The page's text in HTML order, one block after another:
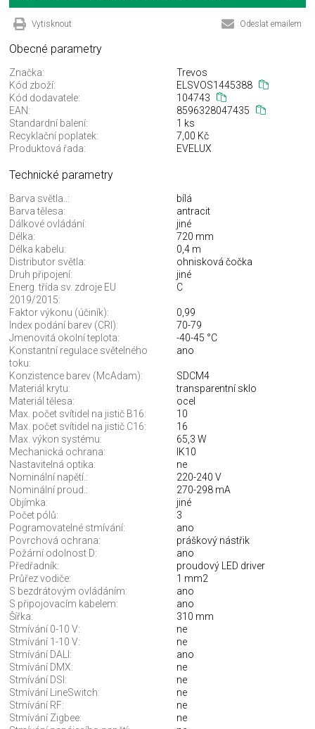
Vytisknout Odeslat emailem
Obecné parametry
Značka:
Trevos
Kód zboží:
ELSVOS1445388
Kód dodavatele:
104743
EAN:
8596328047435
Standardní balení:
1 ks
Recyklační poplatek:
7,00 Kč
Produktová řada:
EVELUX
Technické parametry
Barva světla..:
bílá
Barva tělesa:
antracit
Dálkové ovládání:
jiné
Délka:
720 mm
Délka kabelu:
0,4 m
Distributor světla:
ohnisková čočka
Druh připojení:
jiné
Energ. třída sv. zdroje EU
2019/2015:
C
Faktor výkonu (účiník):
0,99
Index podání barev (CRI):
70-79
Jmenovitá okolní teplota:
-40-45 °C
Konstantní regulace světelného
toku:
ano
Konzistence barev (McAdam):
SDCM4
Materiál krytu:
transparentní sklo
Materiál tělesa:
ocel
Max. počet svítidel na jistič B16:
10
Max. počet svítidel na jistič C16:
16
Max. výkon systému:
65,3 W
Mechanická ochrana:
IK10
Nastavitelná optika:
ne
Nominální napětí.:
220-240 V
Nominální proud.:
270-298 mA
Objímka:
jiné
Počet pólů:
3
Pogramovatelné stmívání:
ano
Povrchová ochrana:
práškový nástřik
Požární odolnost D:
ano
Předřadník:
proudový LED driver
Průřez vodiče:
1 mm2
S bezdrátovým ovládáním:
ano
S připojovacím kabelem:
ano
Šířka:
310 mm
Stmívání 0-10 V:
ne
Stmívání 1-10 V:
ne
Stmívání DALI:
ano
Stmívání DMX:
ne
Stmívání DSI:
ne
Stmívání LineSwitch:
ne
Stmívání RF:
ne
Stmívání Zigbee:
ne